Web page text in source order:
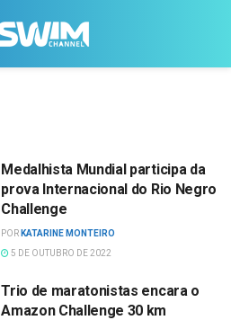
Medalhista Mundial participa da
prova Internacional do Rio Negro
Challenge
POR KATARINE MONTEIRO
5 DE OUTUBRO DE 2022
Trio de maratonistas encara o
Amazon Challenge 30 km